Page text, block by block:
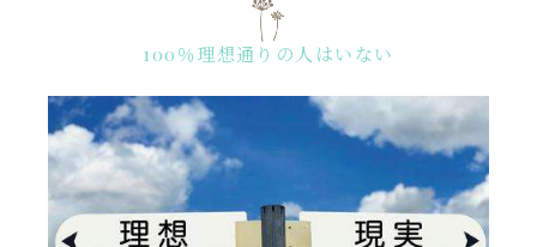
100％理想通りの人はいない